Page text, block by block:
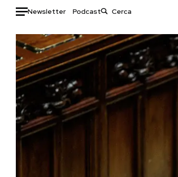
Newsletter Podcast
Auto
HOME
Italia
Mondo
Politica
Tecnologia
Moda
Libri